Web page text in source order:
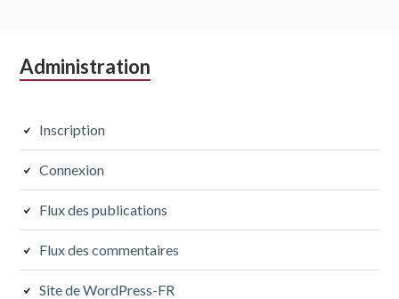
Colonne
subsidiaire
Administration
Inscription
Connexion
Flux des publications
Flux des commentaires
Site de WordPress-FR